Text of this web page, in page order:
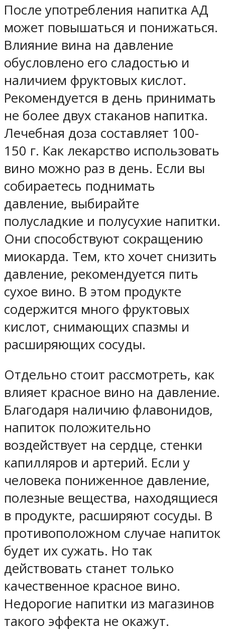
После употребления напитка АД
может повышаться и понижаться.
Влияние вина на давление
обусловлено его сладостью и
наличием фруктовых кислот.
Рекомендуется в день принимать
не более двух стаканов напитка.
Лечебная доза составляет 100-
150 г. Как лекарство использовать
вино можно раз в день. Если вы
собираетесь поднимать
давление, выбирайте
полусладкие и полусухие напитки.
Они способствуют сокращению
миокарда. Тем, кто хочет снизить
давление, рекомендуется пить
сухое вино. В этом продукте
содержится много фруктовых
кислот, снимающих спазмы и
расширяющих сосуды.
Отдельно стоит рассмотреть, как
влияет красное вино на давление.
Благодаря наличию флавонидов,
напиток положительно
воздействует на сердце, стенки
капилляров и артерий. Если у
человека пониженное давление,
полезные вещества, находящиеся
в продукте, расширяют сосуды. В
противоположном случае напиток
будет их сужать. Но так
действовать станет только
качественное красное вино.
Недорогие напитки из магазинов
такого эффекта не окажут.